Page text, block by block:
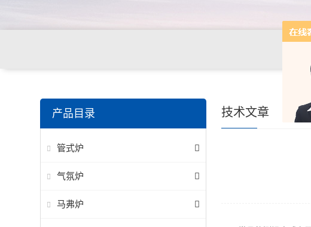
技术文章
产品目录
管式炉
气氛炉
马弗炉